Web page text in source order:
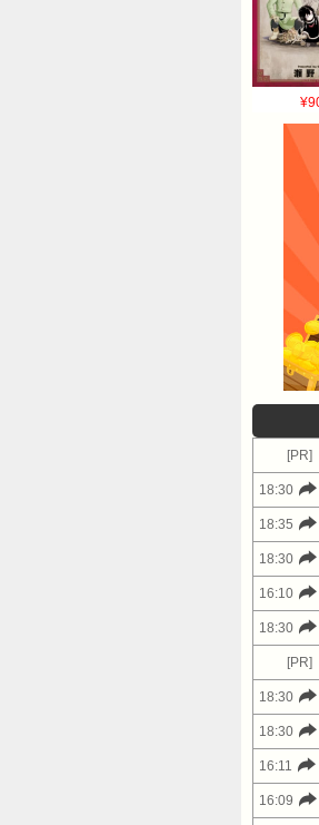
[PR]
18:30
18:35
18:30
16:10
18:30
[PR]
18:30
18:30
16:11
16:09